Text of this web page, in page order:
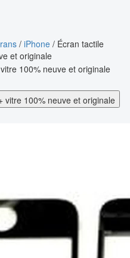
/ iPhone / Écran tactile
et originale